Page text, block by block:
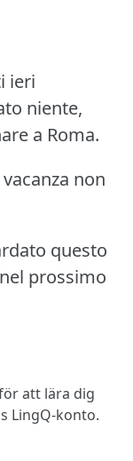
ieri
niente,
a Roma.
non
questo
prossimo
att lära dig
LingQ-konto.